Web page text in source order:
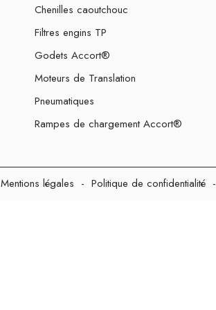
Chenilles caoutchouc
Filtres engins TP
Godets Accort®
Moteurs de Translation
Pneumatiques
Rampes de chargement Accort®
Mentions légales - Politique de confidentialité -